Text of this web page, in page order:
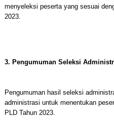
menyeleksi peserta yang sesuai
2023.
3. Pengumuman Seleksi
Pengumuman hasil seleksi
administrasi untuk menentukan
PLD Tahun 2023.